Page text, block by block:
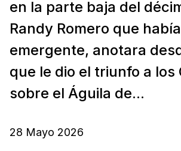
en la parte baja del
Randy Romero que
emergente, anotara
que le dio el triunfo a los
sobre el Águila de...
28 Mayo 2026